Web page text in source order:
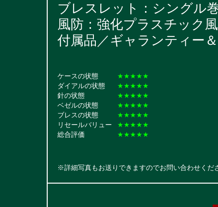
ブレスレット：シングル
風防：強化プラスチック
付属品／ギャランティー
ケースの状態
★★★★★
ダイアルの状態
★★★★★
針の状態
★★★★★
ベゼルの状態
★★★★★
ブレスの状態
★★★★★
リセールバリュー
★★★★★
総合評価
★★★★★
※詳細写真もお送りできますのでお問い合わせくだ